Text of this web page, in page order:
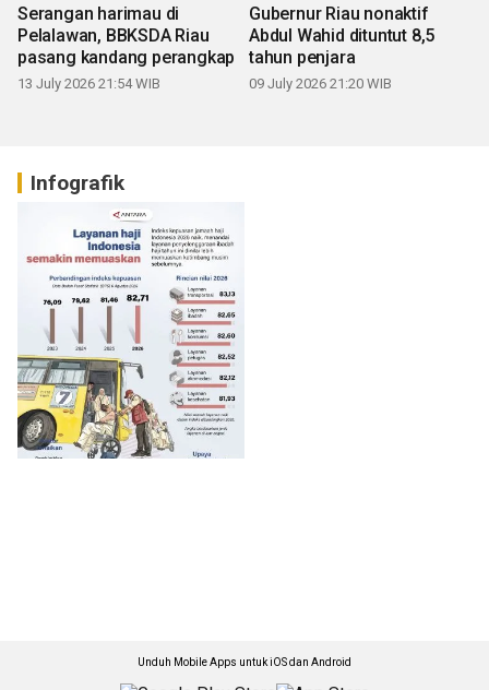
Serangan harimau di
Pelalawan, BBKSDA Riau
pasang kandang perangkap
13 July 2026 21:54 WIB
Gubernur Riau nonaktif
Abdul Wahid dituntut 8,5
tahun penjara
09 July 2026 21:20 WIB
Infografik
Unduh Mobile Apps untuk iOS dan Android